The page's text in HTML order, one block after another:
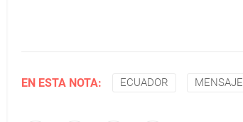
EN ESTA NOTA: ECUADOR MENSAJE